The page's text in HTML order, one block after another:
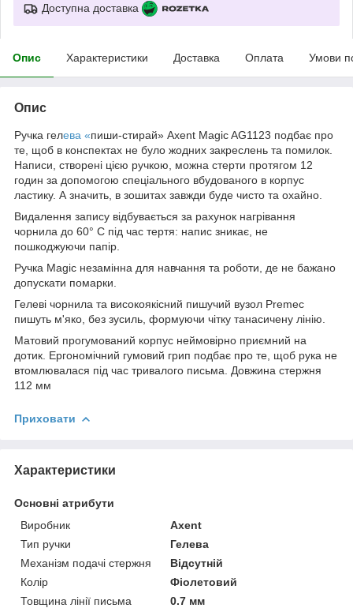
Доступна доставка
Опис Характеристики Доставка Оплата Умови
Опис
Ручка гелева «пиши-стирай» Axent Magic AG1123 подбає про
те, щоб в конспектах не було жодних закреслень та помилок.
Написи, створені цією ручкою, можна стерти протягом 12
годин за допомогою спеціального вбудованого в корпус
ластику. А значить, в зошитах завжди буде чисто та охайно.
Видалення запису відбувається за рахунок нагрівання
чорнила до 60° C під час тертя: напис зникає, не
пошкоджуючи папір.
Ручка Magic незамінна для навчання та роботи, де не бажано
допускати помарки.
Гелеві чорнила та високоякісний пишучий вузол Premec
пишуть м'яко, без зусиль, формуючи чітку танасичену лінію.
Матовий прогумований корпус неймовірно приємний на
дотик. Ергономічний гумовий грип подбає про те, щоб рука не
втомлювалася під час тривалого письма. Довжина стержня
112 мм
Приховати
Характеристики
Основні атрибути
Виробник
Axent
Тип ручки
Гелева
Механізм подачі стержня
Відсутній
Колір
Фіолетовий
Товщина лінії письма
0.7 мм